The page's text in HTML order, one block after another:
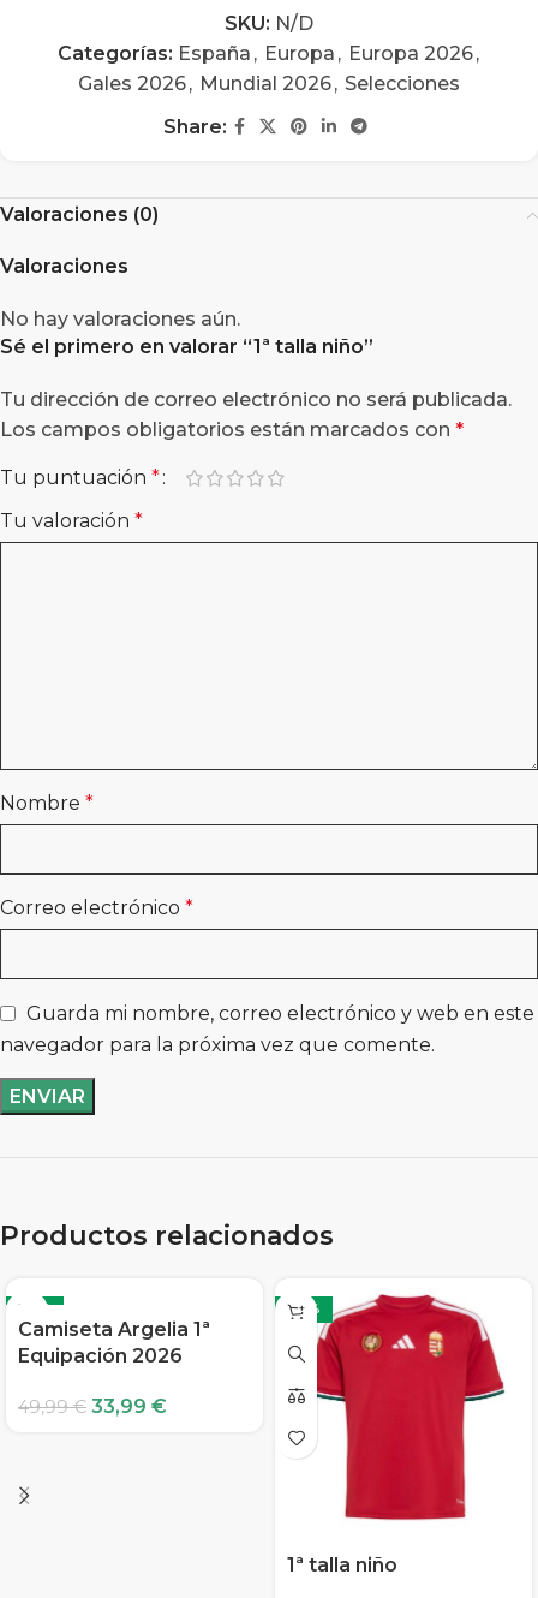
SKU: N/D
Categorías: España , Europa , Europa 2026,
Gales 2026, Mundial 2026, Selecciones
Share:
Valoraciones (0)
Valoraciones
No hay valoraciones aún.
Sé el primero en valorar “1ª talla niño”
Tu dirección de correo electrónico no será publicada.
Los campos obligatorios están marcados con *
Tu puntuación *
Tu valoración *
Nombre *
Correo electrónico *
Guarda mi nombre, correo electrónico y web en este
navegador para la próxima vez que comente.
Productos relacionados
-32%
Camiseta Argelia 1ª
Equipación 2026
49,99€ 33,99 €
-32%
1ª talla niño